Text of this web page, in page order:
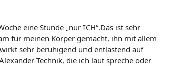
eine Stunde „nur ICH“.Das ist sehr
für meinen Körper gemacht, ihn mit allem
sehr beruhigend und entlastend auf
Technik, die ich laut spreche oder